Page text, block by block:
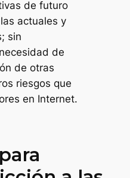
de futuro
actuales y
sin
de
de otras
riesgos que
en Internet.